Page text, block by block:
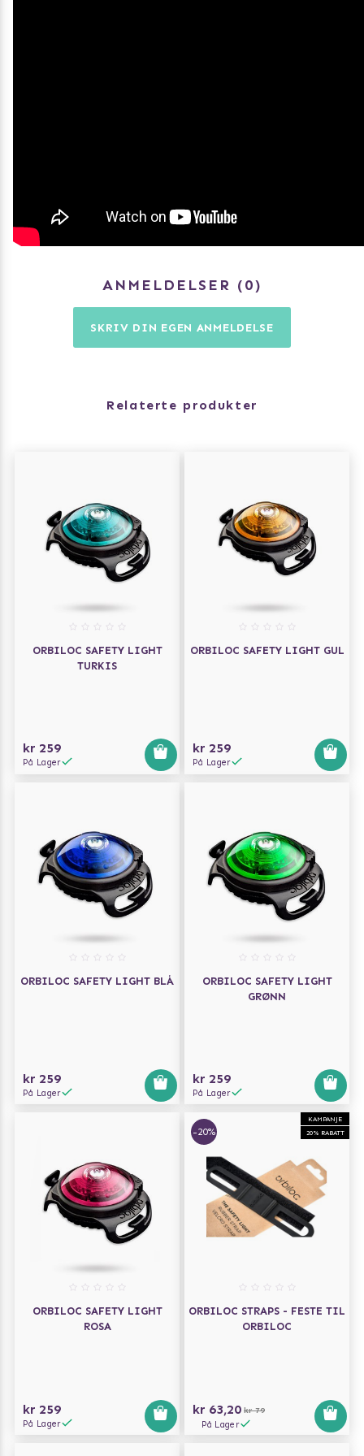
ANMELDELSER 0
SKRIV DIN EGEN ANMELDELSE
Relaterte produkter
ORBILOC SAFETY LIGHT
TURKIS
kr 259
På Lager
ORBILOC SAFETY LIGHT GUL
kr 259
På Lager
ORBILOC SAFETY LIGHT BLÅ
kr 259
På Lager
ORBILOC SAFETY LIGHT
GRØNN
kr 259
På Lager
ORBILOC SAFETY LIGHT
ROSA
kr 259
På Lager
KAMPANJE
20% RABATT
-20%
ORBILOC STRAPS - FESTE TIL
ORBILOC
kr 63,20 kr 79
På Lager